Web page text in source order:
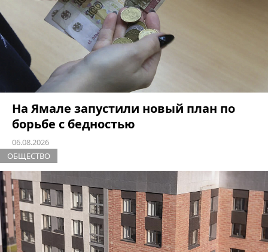
На Ямале запустили новый план по
борьбе с бедностью
06.08.2026
ОБЩЕСТВО